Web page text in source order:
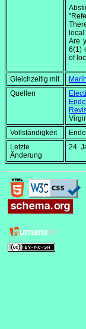
Are
6(1)
of
Gleichzeitig mit
Quellen
Vollständigkeit
Letzte
Änderung
24.